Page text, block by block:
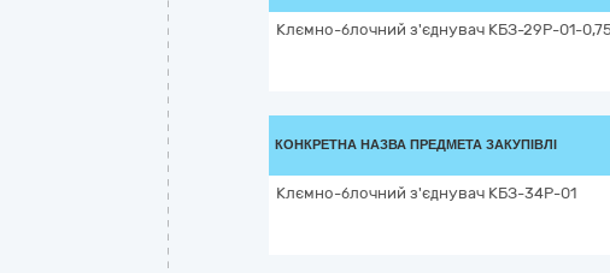
Клємно-блочний з'єднувач КБЗ-29Р-01-0,75
КОНКРЕТНА НАЗВА ПРЕДМЕТА ЗАКУПІВЛІ
Клємно-блочний з'єднувач КБЗ-34Р-01